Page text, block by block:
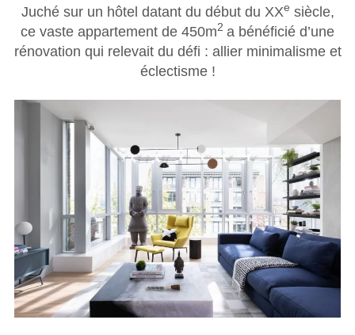
Juché sur un hôtel datant du début du XXe siècle,
ce vaste appartement de 450m2 a bénéficié d’une
rénovation qui relevait du défi : allier minimalisme et
éclectisme !